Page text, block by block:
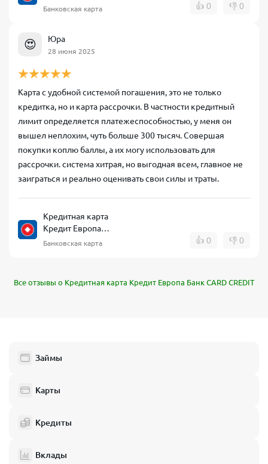
Банк CARD CREDIT
Банковская карта 👍 0 👎 0
😍 Юра
28 июня 2025
Карта с удобной системой погашения, это не только
кредитка, но и карта рассрочки. В частности кредитный
лимит определяется платежеспособностью, у меня он
вышел неплохим, чуть больше 300 тысяч. Совершая
покупки коплю баллы, а их могу использовать для
рассрочки. система хитрая, но выгодная всем, главное не
заиграться и реально оценивать свои силы и траты.
Кредитная карта
Кредит Европа
Банк CARD CREDIT
Банковская карта 👍 0 👎 0
Все отзывы о Кредитная карта Кредит Европа Банк CARD CREDIT
Займы
Карты
Кредиты
Вклады